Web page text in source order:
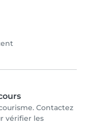
Contactez
vérifier les